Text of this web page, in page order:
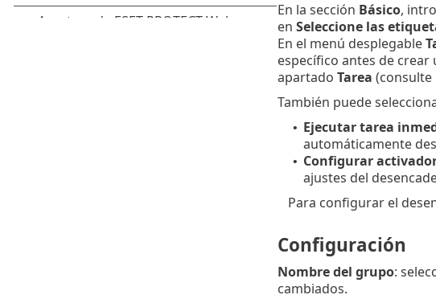
En la sección Básico,
en Seleccione las
En el menú desplegable
específico antes de crear
apartado Tarea (consulte
También puede
• Ejecutar tarea
automáticamente
• Configurar
ajustes del
Para configurar el
Configuración
Nombre del grupo:
cambiados.